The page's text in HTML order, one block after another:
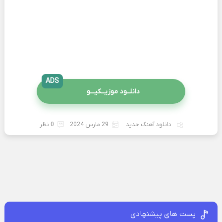
دانلــود موزیــکیـــو
ADS
دانلود آهنگ جدید 29 مارس 2024 0 نظر
پست های پیشنهادی